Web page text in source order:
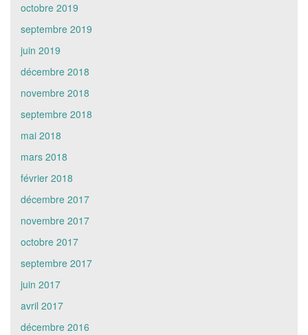
octobre 2019
septembre 2019
juin 2019
décembre 2018
novembre 2018
septembre 2018
mai 2018
mars 2018
février 2018
décembre 2017
novembre 2017
octobre 2017
septembre 2017
juin 2017
avril 2017
décembre 2016